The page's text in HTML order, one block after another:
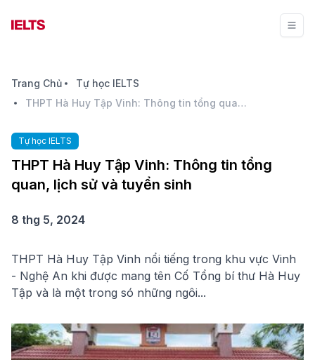
Trang Chủ
Tự học IELTS
THPT Hà Huy Tập Vinh: Thông tin tổng quan, lịch sử và tuyển sinh
Tự học IELTS
THPT Hà Huy Tập Vinh: Thông tin tổng
quan, lịch sử và tuyển sinh
8 thg 5, 2024
THPT Hà Huy Tập Vinh nổi tiếng trong khu vực Vinh
- Nghệ An khi được mang tên Cố Tổng bí thư Hà Huy
Tập và là một trong só những ngôi...